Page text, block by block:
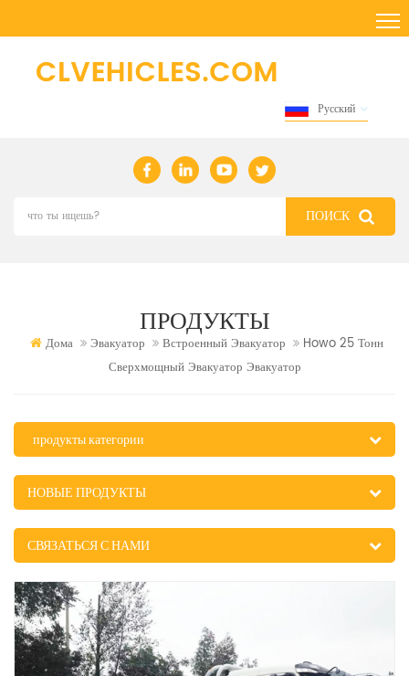
Русский
ПРОДУКТЫ
Дома Эвакуатор Встроенный Эвакуатор
Howo 25 Тонн
Сверхмощный Эвакуатор Эвакуатор
продукты категории
НОВЫЕ ПРОДУКТЫ
СВЯЗАТЬСЯ С НАМИ